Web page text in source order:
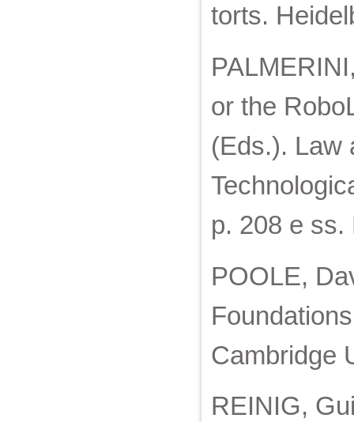
torts.
or the
(Eds.). Law
p. 208 e ss.
POOLE,
Cambridge
REINIG,